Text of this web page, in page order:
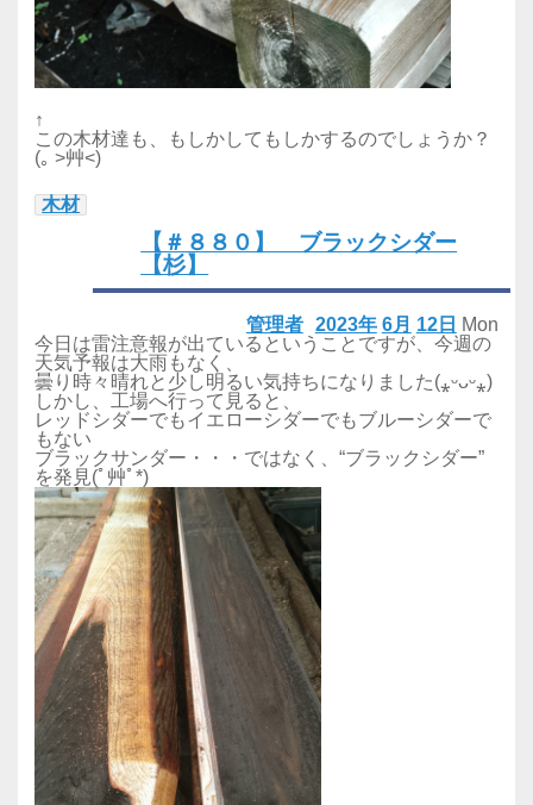
↑
この木材達も、もしかしてもしかするのでしょうか？
(｡ >艸<)
木材
【＃８８０】 ブラックシダー
【杉】
2023年 6月 12日 Mon
管理者
今日は雷注意報が出ているということですが、今週の
天気予報は大雨もなく、
曇り時々晴れと少し明るい気持ちになりました(⁎ᵕᴗᵕ⁎)
しかし、工場へ行って見ると、
レッドシダーでもイエローシダーでもブルーシダーで
もない
ブラックサンダー・・・ではなく、“ブラックシダー”
を発見(ﾟ艸ﾟ*)